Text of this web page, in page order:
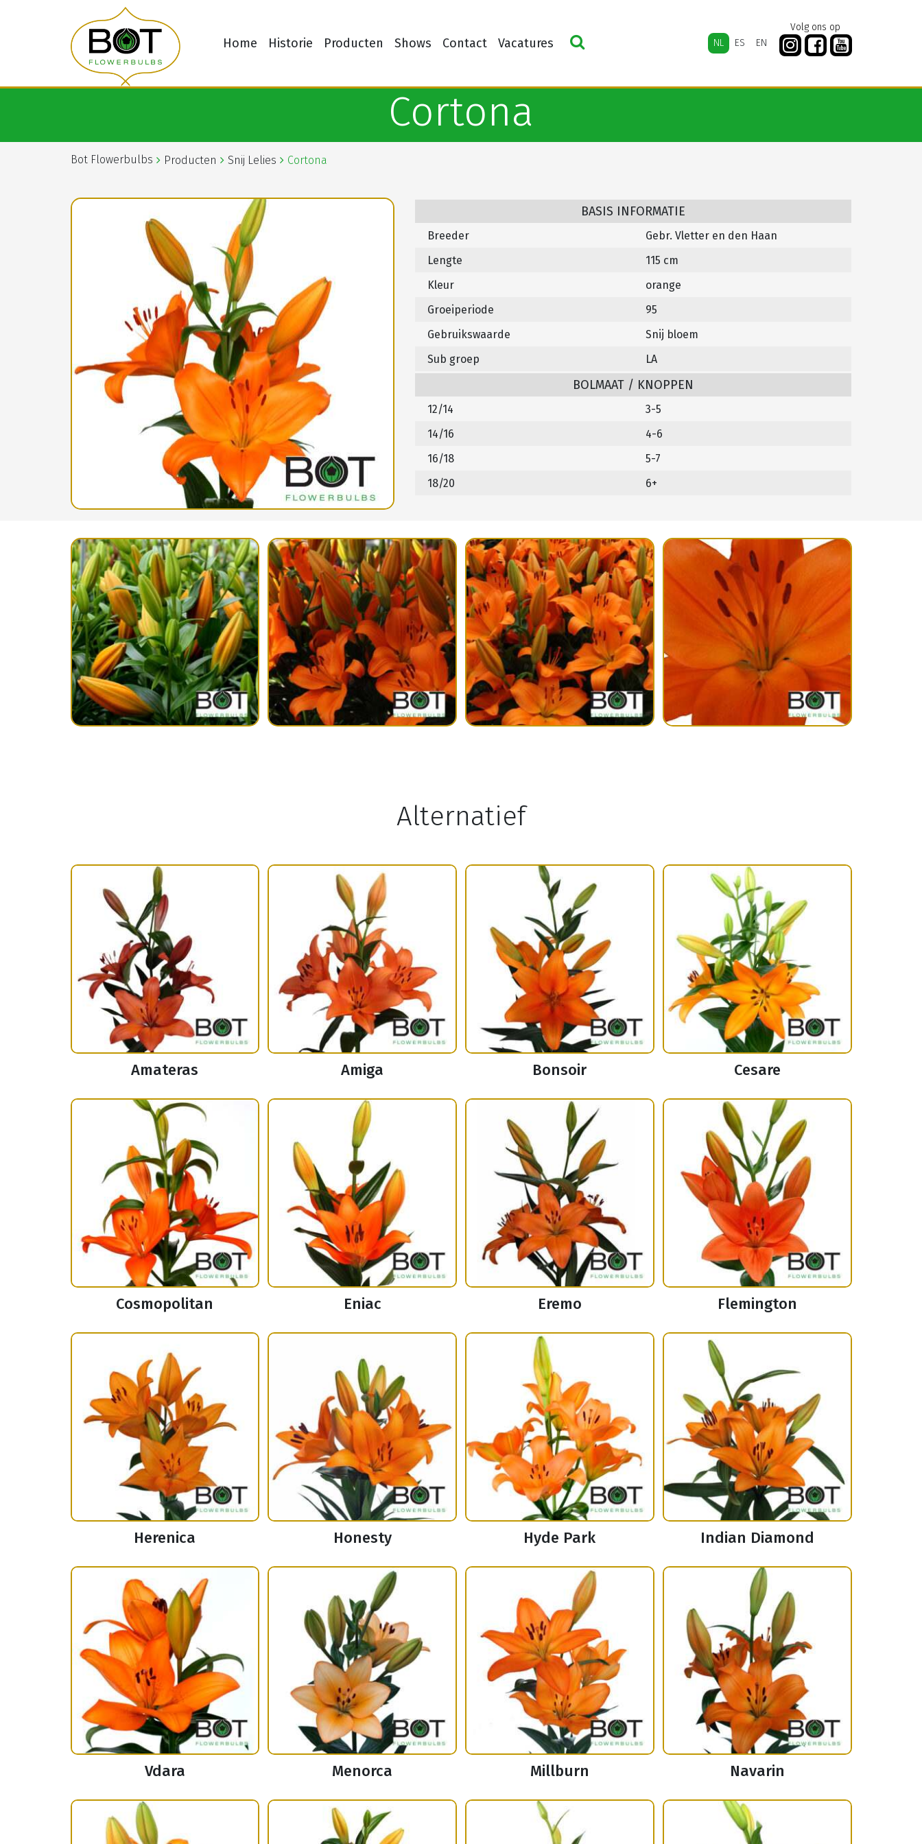
Home Historie Producten Shows Contact Vacatures NL ES EN
Volg ons op
Cortona
Bot Flowerbulbs Producten Snij Lelies Cortona
BASIS INFORMATIE
Breeder
Gebr. Vletter en den Haan
Lengte
115 cm
Kleur
orange
Groeiperiode
95
Gebruikswaarde
Snij bloem
Sub groep
LA
BOLMAAT / KNOPPEN
12/14
3-5
14/16
4-6
16/18
5-7
18/20
6+
Alternatief
Amateras Amiga Bonsoir Cesare
Cosmopolitan Eniac Eremo Flemington
Herenica Honesty Hyde Park Indian Diamond
Vdara Menorca Millburn Navarin